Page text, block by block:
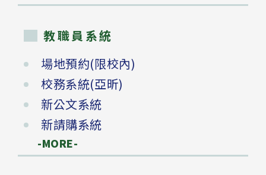
教職員系統
場地預約(限校內)
校務系統(亞昕)
新公文系統
新請購系統
-MORE-